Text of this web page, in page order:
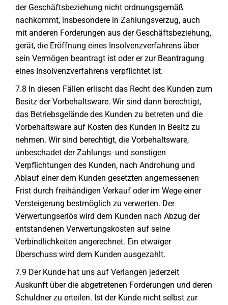
der Geschäftsbeziehung nicht ordnungsgemäß
nachkommt, insbesondere in Zahlungsverzug, auch
mit anderen Forderungen aus der Geschäftsbeziehung,
gerät, die Eröffnung eines Insolvenzverfahrens über
sein Vermögen beantragt ist oder er zur Beantragung
eines Insolvenzverfahrens verpflichtet ist.
7.8 In diesen Fällen erlischt das Recht des Kunden zum
Besitz der Vorbehaltsware. Wir sind dann berechtigt,
das Betriebsgelände des Kunden zu betreten und die
Vorbehaltsware auf Kosten des Kunden in Besitz zu
nehmen. Wir sind berechtigt, die Vorbehaltsware,
unbeschadet der Zahlungs- und sonstigen
Verpflichtungen des Kunden, nach Androhung und
Ablauf einer dem Kunden gesetzten angemessenen
Frist durch freihändigen Verkauf oder im Wege einer
Versteigerung bestmöglich zu verwerten. Der
Verwertungserlös wird dem Kunden nach Abzug der
entstandenen Verwertungskosten auf seine
Verbindlichkeiten angerechnet. Ein etwaiger
Überschuss wird dem Kunden ausgezahlt.
7.9 Der Kunde hat uns auf Verlangen jederzeit
Auskunft über die abgetretenen Forderungen und deren
Schuldner zu erteilen. Ist der Kunde nicht selbst zur